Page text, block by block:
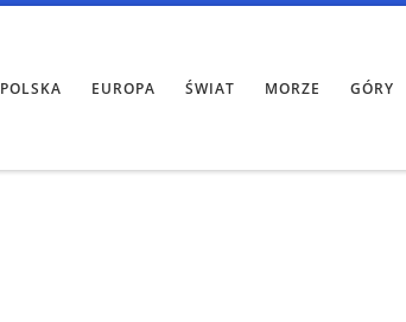
POLSKA EUROPA ŚWIAT MORZE GÓRY